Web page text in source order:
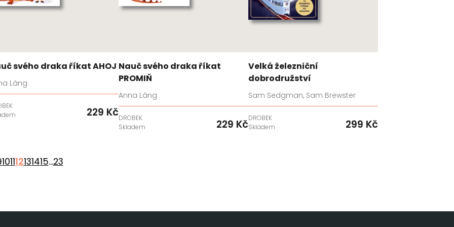
svého draka říkat AHOJ
Láng
229 Kč
Nauč svého draka říkat
PROMIŇ
Anna Láng
DROBEK
Skladem
229 Kč
Velká železniční
dobrodružství
Sam Sedgman, Sam Brewster
DROBEK
Skladem
299 Kč
101112131415...23